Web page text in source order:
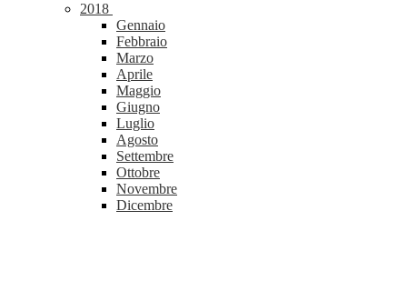
2018
Gennaio
Febbraio
Marzo
Aprile
Maggio
Giugno
Luglio
Agosto
Settembre
Ottobre
Novembre
Dicembre